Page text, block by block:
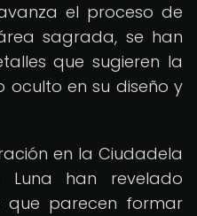
el proceso de
sagrada, se han
que sugieren la
oculto en su diseño y
en la Ciudadela
han revelado
que parecen formar